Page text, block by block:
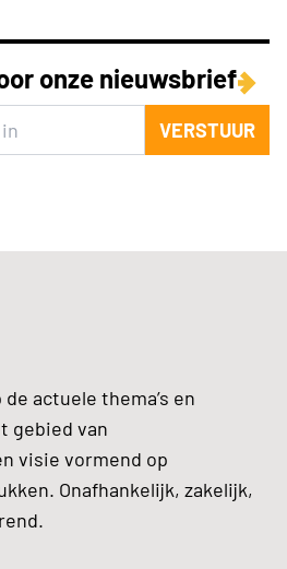
onze nieuwsbrief
VERSTUUR
actuele thema’s en
gebied van
visie vormend op
Onafhankelijk, zakelijk,